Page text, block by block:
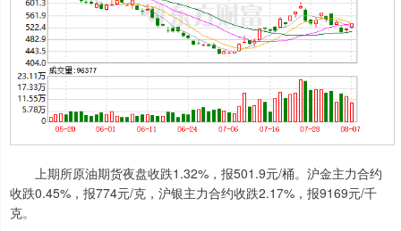
上期所原油期货夜盘收跌1.32%，报501.9元/桶。沪金主力合约
收跌0.45%，报774元/克，沪银主力合约收跌2.17%，报9169元/千
克。